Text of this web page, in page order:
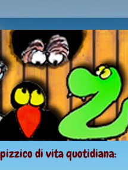
pizzico di vita quotidiana: